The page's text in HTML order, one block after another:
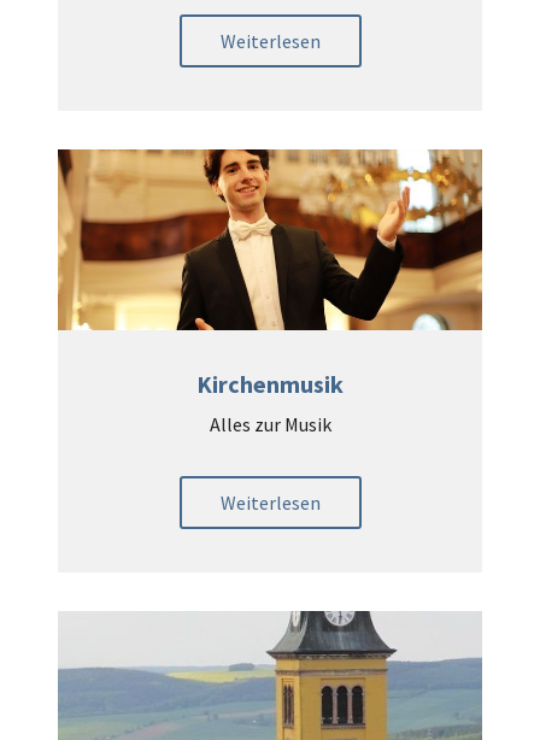
Weiterlesen
Kirchenmusik
Alles zur Musik
Weiterlesen